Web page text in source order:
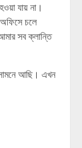
যায় না।
চলে
সব ক্লান্তি
আছি। এখন